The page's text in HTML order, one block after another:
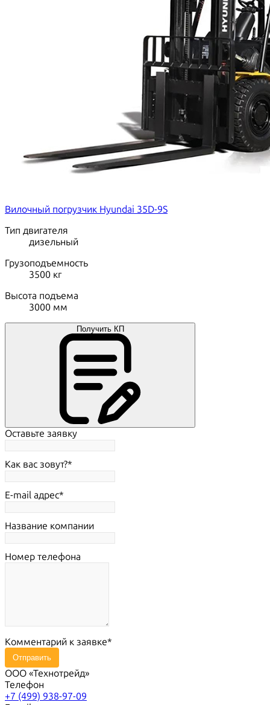
Вилочный погрузчик Hyundai 35D-9S
Тип двигателя
дизельный
Грузоподъемность
3500 кг
Высота подъема
3000 мм
Получить КП
Оставьте заявку
Как вас зовут?
E-mail адрес
Название компании
Номер телефона
Комментарий к заявке
Отправить
ООО «Технотрейд»
Телефон
+7 (499) 938-97-09